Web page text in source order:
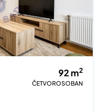
92 m2
ČETVOROSOBAN